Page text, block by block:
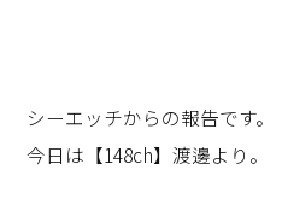
シーエッチからの報告です。
今日は【148ch】渡邊より。